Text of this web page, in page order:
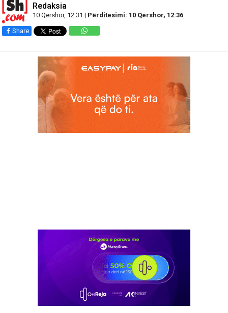
Redaksia
10 Qershor, 12:31 | Përditesimi: 10 Qershor, 12:36
Share